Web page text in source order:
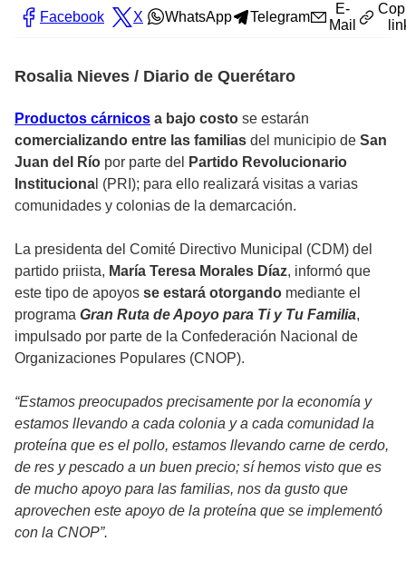
Facebook X WhatsApp Telegram
E-
Mail
Rosalia Nieves / Diario de Querétaro
Productos cárnicos a bajo costo se estarán
comercializando entre las familias del municipio de San
Juan del Río por parte del
Partido Revolucionario
Instituciona l (PRI); para ello realizará visitas a varias
comunidades y colonias de la demarcación.
La presidenta del Comité Directivo Municipal (CDM) del
partido priista, María Teresa Morales Díaz, informó que
este tipo de apoyos se estará otorgando mediante el
programa Gran Ruta de Apoyo para Ti y Tu Familia,
impulsado por parte de la Confederación Nacional de
Organizaciones Populares (CNOP).
“Estamos preocupados precisamente por la economía y
estamos llevando a cada colonia y a cada comunidad la
proteína que es el pollo, estamos llevando carne de cerdo,
de res y pescado a un buen precio; sí hemos visto que es
de mucho apoyo para las familias, nos da gusto que
aprovechen este apoyo de la proteína que se implementó
con la CNOP”.